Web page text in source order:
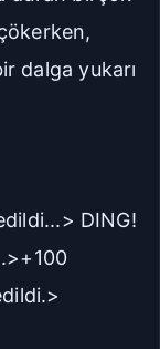
dalga yukarı
DING!